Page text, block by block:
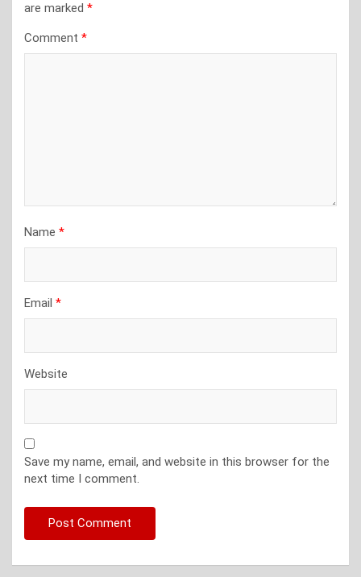
are marked *
Comment *
Name *
Email *
Website
Save my name, email, and website in this browser for the
next time I comment.